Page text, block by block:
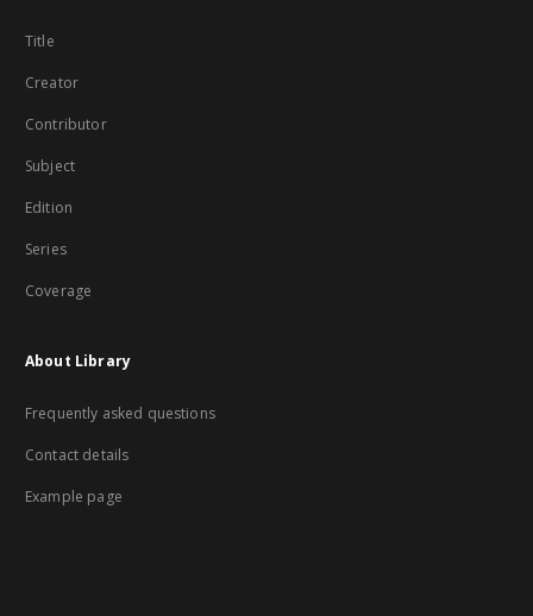
Title
Creator
Contributor
Subject
Edition
Series
Coverage
About Library
Frequently asked questions
Contact details
Example page